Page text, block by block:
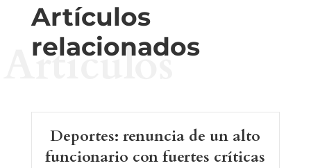
Artículos
relacionados
Artículos
Deportes: renuncia de un alto
funcionario con fuertes críticas